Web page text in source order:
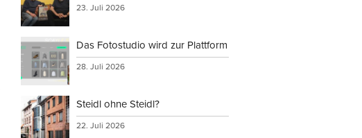
23. Juli 2026
Das Fotostudio wird zur Plattform
28. Juli 2026
Steidl ohne Steidl?
22. Juli 2026